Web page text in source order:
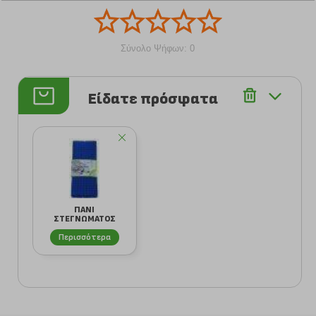
Σύνολο Ψήφων: 0
Είδατε πρόσφατα
ΠΑΝΙ
ΣΤΕΓΝΩΜΑΤΟΣ
CHIOS HELLAS
MICROFIBER ΜΠ...
Περισσότερα